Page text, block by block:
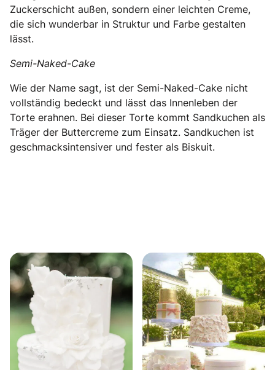
Zuckerschicht außen, sondern einer leichten Creme,
die sich wunderbar in Struktur und Farbe gestalten
lässt.
Semi-Naked-Cake
Wie der Name sagt, ist der Semi-Naked-Cake nicht
vollständig bedeckt und lässt das Innenleben der
Torte erahnen. Bei dieser Torte kommt Sandkuchen als
Träger der Buttercreme zum Einsatz. Sandkuchen ist
geschmacksintensiver und fester als Biskuit.